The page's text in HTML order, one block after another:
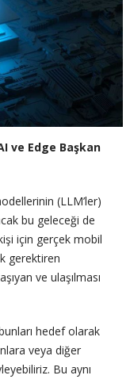
ve Edge Başkan
(LLM’ler)
bu geleceği de
için gerçek mobil
gerektiren
ve ulaşılması
hedef olarak
veya diğer
Bu aynı